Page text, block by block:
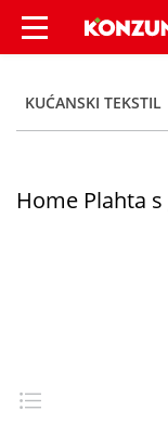
KUĆANSKI TEKSTIL
Home Plahta